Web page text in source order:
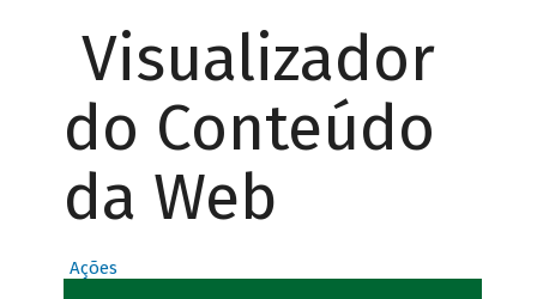
Visualizador
do Conteúdo
da Web
Ações